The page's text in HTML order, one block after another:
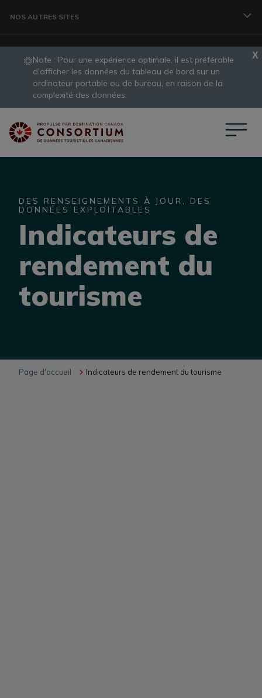
NOS AUTRES SITES
VOYAGEURS
ORGANISME
CONSORTIUM DE DONNÉES
PROFESSIONNELS DES VOYAGES
DÉVELOPPEMENT DES DESTINATIONS
ÉVÉNEMENTS D’AFFAIRES
slide
1
Note : Pour une expérience optimale, il est préférable
d’afficher les données du tableau de bord sur un
ordinateur portable ou de bureau, en raison de la
complexité des données.
DES RENSEIGNEMENTS À JOUR, DES
DONNÉES EXPLOITABLES
Indicateurs de
rendement du
tourisme
Page d'accueil Indicateurs de rendement du tourisme